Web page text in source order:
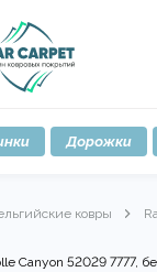
Дорожки
ковры
Canyon 52029 7777,